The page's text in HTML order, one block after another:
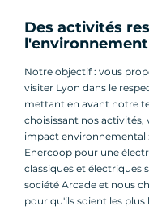
Des activités
l'environnement
Notre objectif : vous
visiter Lyon dans le
mettant en avant notre
choisissant nos
impact environnemental
Enercoop pour une
classiques et électriques
société Arcade et nous
pour qu'ils soient les